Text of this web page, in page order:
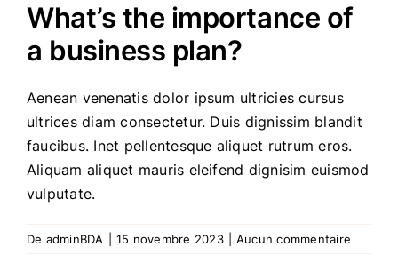
What’s the importance of
a business plan?
Aenean venenatis dolor ipsum ultricies cursus
ultrices diam consectetur. Duis dignissim blandit
faucibus. Inet pellentesque aliquet rutrum eros.
Aliquam aliquet mauris eleifend dignisim euismod
vulputate.
De adminBDA 15 novembre 2023 Aucun commentaire